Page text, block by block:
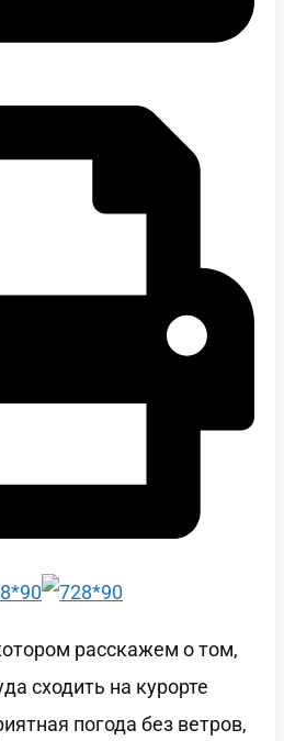
расскажем о том,
сходить на курорте
погода без ветров,